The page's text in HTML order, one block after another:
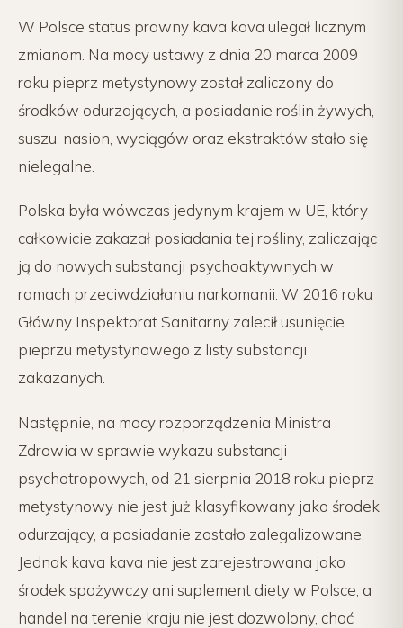
W Polsce status prawny kava kava ulegał licznym
zmianom. Na mocy ustawy z dnia 20 marca 2009
roku pieprz metystynowy został zaliczony do
środków odurzających, a posiadanie roślin żywych,
suszu, nasion, wyciągów oraz ekstraktów stało się
nielegalne.
Polska była wówczas jedynym krajem w UE, który
całkowicie zakazał posiadania tej rośliny, zaliczając
ją do nowych substancji psychoaktywnych w
ramach przeciwdziałaniu narkomanii. W 2016 roku
Główny Inspektorat Sanitarny zalecił usunięcie
pieprzu metystynowego z listy substancji
zakazanych.
Następnie, na mocy rozporządzenia Ministra
Zdrowia w sprawie wykazu substancji
psychotropowych, od 21 sierpnia 2018 roku pieprz
metystynowy nie jest już klasyfikowany jako środek
odurzający, a posiadanie zostało zalegalizowane.
Jednak kava kava nie jest zarejestrowana jako
środek spożywczy ani suplement diety w Polsce, a
handel na terenie kraju nie jest dozwolony, choć